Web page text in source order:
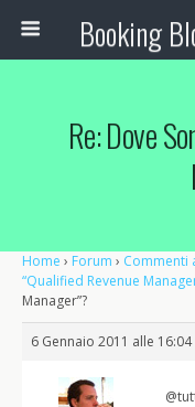
Re: Dove
Home › Forum › Commenti
“Qualified Revenue
Manager”?
6 Gennaio 2011 alle 16:04